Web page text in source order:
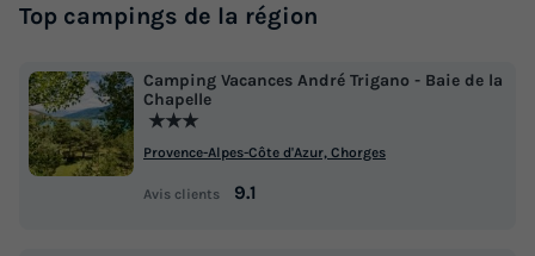
Top campings de la région
Camping Vacances André Trigano - Baie de la
Chapelle
★★★
Provence-Alpes-Côte d'Azur, Chorges
Avis clients 9.1